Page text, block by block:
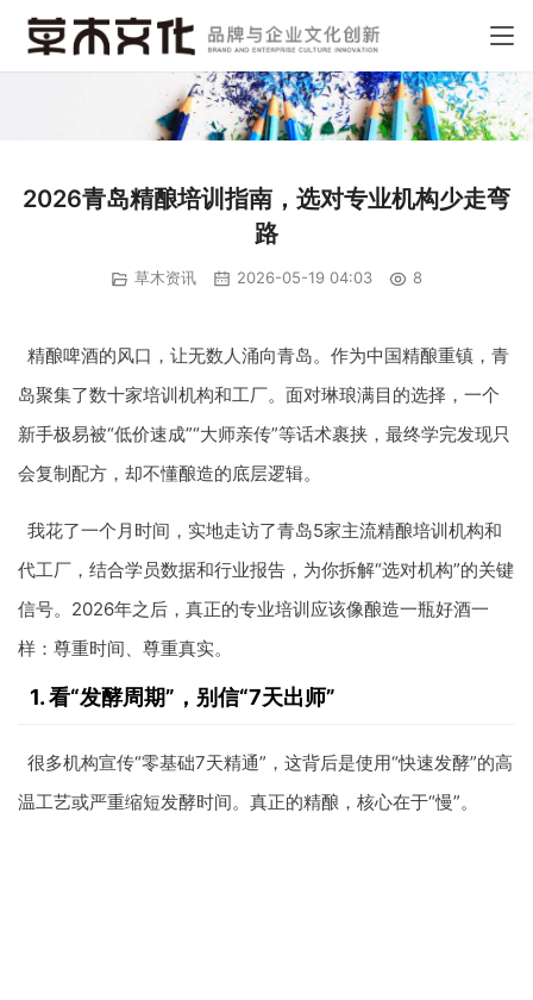
2026青岛精酿培训指南，选对专业机构少走弯
路
草木资讯 2026-05-19 04:03 8
精酿啤酒的风口，让无数人涌向青岛。作为中国精酿重镇，青
岛聚集了数十家培训机构和工厂。面对琳琅满目的选择，一个
新手极易被“低价速成”“大师亲传”等话术裹挟，最终学完发现只
会复制配方，却不懂酿造的底层逻辑。
我花了一个月时间，实地走访了青岛5家主流精酿培训机构和
代工厂，结合学员数据和行业报告，为你拆解“选对机构”的关键
信号。2026年之后，真正的专业培训应该像酿造一瓶好酒一
样：尊重时间、尊重真实。
1. 看“发酵周期”，别信“7天出师”
很多机构宣传“零基础7天精通”，这背后是使用“快速发酵”的高
温工艺或严重缩短发酵时间。真正的精酿，核心在于“慢”。